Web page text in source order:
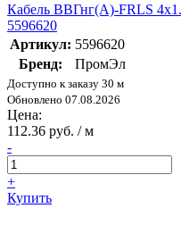
Кабель ВВГнг(А)-FRLS
5596620
Артикул: 5596620
Бренд:
ПромЭл
Доступно к заказу 30 м
Обновлено 07.08.2026
Цена:
112.36 руб. / м
-
+
Купить